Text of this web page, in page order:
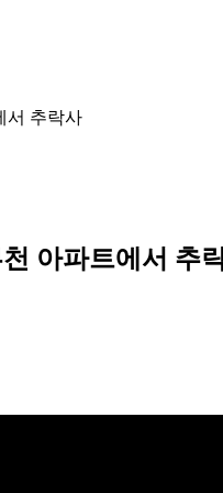
서 추락사
아파트에서 추